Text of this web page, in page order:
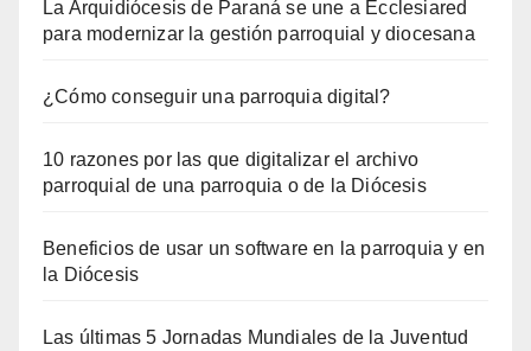
La Arquidiócesis de Paraná se une a Ecclesiared
para modernizar la gestión parroquial y diocesana
¿Cómo conseguir una parroquia digital?
10 razones por las que digitalizar el archivo
parroquial de una parroquia o de la Diócesis
Beneficios de usar un software en la parroquia y en
la Diócesis
Las últimas 5 Jornadas Mundiales de la Juventud